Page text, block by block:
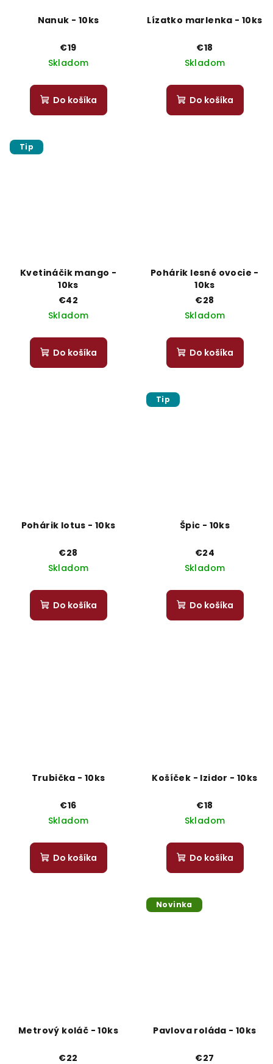
Nanuk - 10ks
€19
Skladom
Do košíka
Lízatko marlenka - 10ks
€18
Skladom
Do košíka
Tip
Kvetináčik mango -
10ks
€42
Skladom
Do košíka
Pohárik lesné ovocie -
10ks
€28
Skladom
Do košíka
Pohárik lotus - 10ks
€28
Skladom
Do košíka
Tip
Špic - 10ks
€24
Skladom
Do košíka
Trubička - 10ks
€16
Skladom
Do košíka
Košíček - Izidor - 10ks
€18
Skladom
Do košíka
Metrový koláč - 10ks
€22
Novinka
Pavlova roláda - 10ks
€27